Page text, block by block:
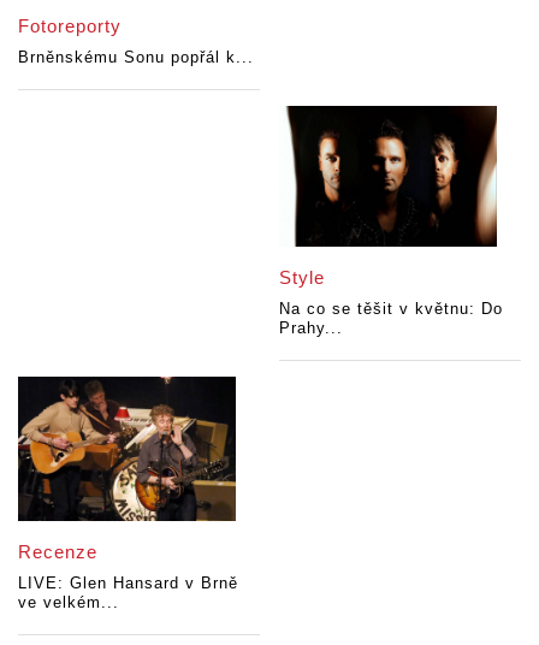
Fotoreporty
Brněnskému Sonu popřál k...
Style
Na co se těšit v květnu: Do
Prahy...
Recenze
LIVE: Glen Hansard v Brně
ve velkém...